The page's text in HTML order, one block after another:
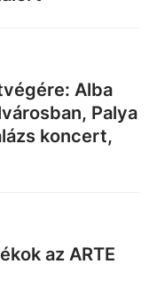
Alba
Palya
koncert,
az ARTE